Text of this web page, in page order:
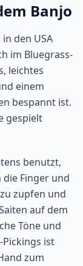
Banjo
den USA
im Bluegrass-
leichtes
einem
bespannt ist.
gespielt
benutzt,
die Finger und
zupfen und
auf dem
Töne und
Pickings ist
zum